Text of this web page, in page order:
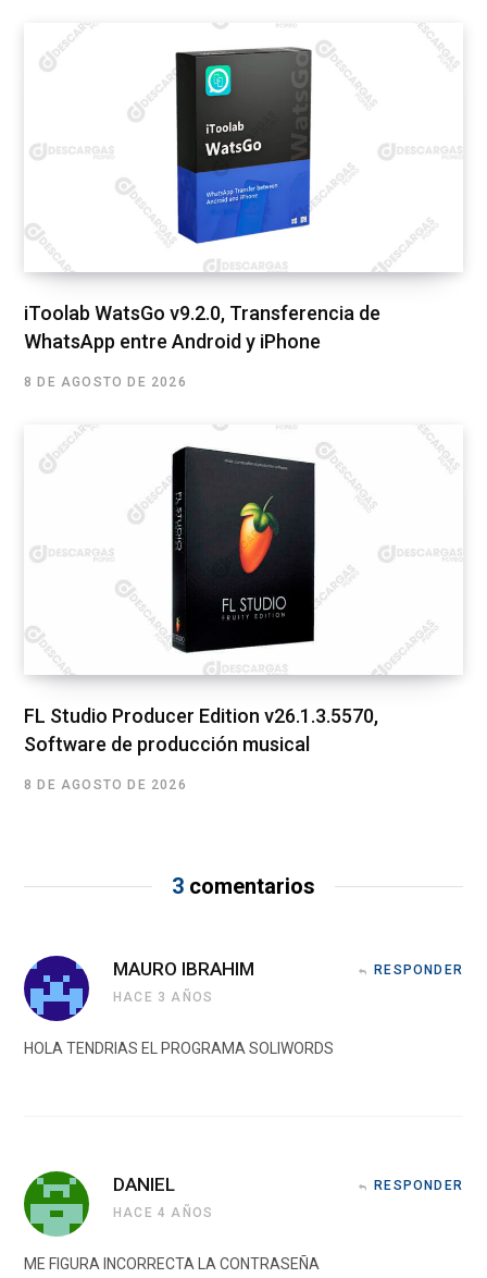
iToolab WatsGo v9.2.0, Transferencia de
WhatsApp entre Android y iPhone
8 DE AGOSTO DE 2026
FL Studio Producer Edition v26.1.3.5570,
Software de producción musical
8 DE AGOSTO DE 2026
3 comentarios
MAURO IBRAHIM
HACE 3 AÑOS
RESPONDER
HOLA TENDRIAS EL PROGRAMA SOLIWORDS
DANIEL
HACE 4 AÑOS
RESPONDER
ME FIGURA INCORRECTA LA CONTRASEÑA